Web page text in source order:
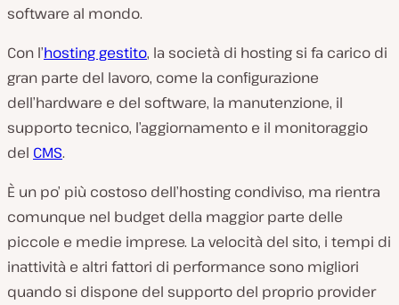
software al mondo.
Con l’hosting gestito, la società di hosting si fa carico di
gran parte del lavoro, come la configurazione
dell’hardware e del software, la manutenzione, il
supporto tecnico, l’aggiornamento e il monitoraggio
del CMS.
È un po’ più costoso dell’hosting condiviso, ma rientra
comunque nel budget della maggior parte delle
piccole e medie imprese. La velocità del sito, i tempi di
inattività e altri fattori di performance sono migliori
quando si dispone del supporto del proprio provider